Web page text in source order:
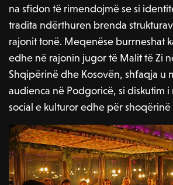
na sfidon të rimendojmë se si
tradita ndërthuren brenda
rajonit tonë. Meqenëse burrneshat
edhe në rajonin jugor të Malit të Zi
Shqipërinë dhe Kosovën, shfaqja u
audienca në Podgoricë, si diskutim i
social e kulturor edhe për shoqërinë